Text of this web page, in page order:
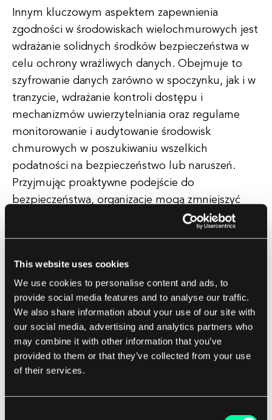
This website uses cookies
We use cookies to personalise content and ads, to
provide social media features and to analyse our traffic.
We also share information about your use of our site with
our social media, advertising and analytics partners who
may combine it with other information that you’ve
provided to them or that they’ve collected from your use
of their services.
Innym kluczowym aspektem zapewnienia
zgodności w środowiskach wielochmurowych jest
wdrażanie solidnych środków bezpieczeństwa w
celu ochrony wrażliwych danych. Obejmuje to
szyfrowanie danych zarówno w spoczynku, jak i w
tranzycie, wdrażanie kontroli dostępu i
mechanizmów uwierzytelniania oraz regularne
monitorowanie i audytowanie środowisk
chmurowych w poszukiwaniu wszelkich
podatności na bezpieczeństwo lub naruszeń.
Przyjmując proaktywne podejście do
bezpieczeństwa, organizacje mogą zmniejszyć
ryzyko braku zgodności i złagodzić potencjalne
Co więcej, organizacje powinny również rozważyć
wdrożenie zautomatyzowanych narzędzi do
monitorowania i raportowania zgodności, aby
uprościć proces zgodności i zapewnić ciągłą
zgodność we wszystkich środowiskach
chmurowych. Narzędzia te mogą pomóc
organizacjom w śledzeniu i monitorowaniu stanu